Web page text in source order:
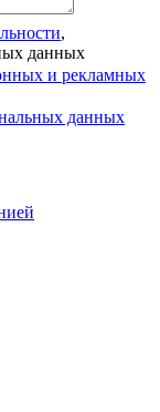
,
данных
и рекламных
данных